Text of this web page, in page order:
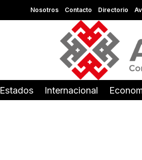
Nosotros Contacto Directorio
Estados Internacional